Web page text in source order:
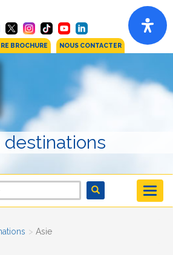
BROCHURE NOUS CONTACTER
destinations
Asie